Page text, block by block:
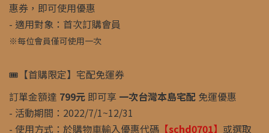
惠券，即可使用優惠
- 適用對象：首次訂購會員
※每位會員僅可使用一次
🎟️【首購限定】宅配免運券
訂單金額達 799元 即可享 一次台灣本島宅配 免運優惠
- 活動期間：2022/7/1~12/31
- 使用方式：於購物車輸入優惠代碼 【schd0701】 或選取